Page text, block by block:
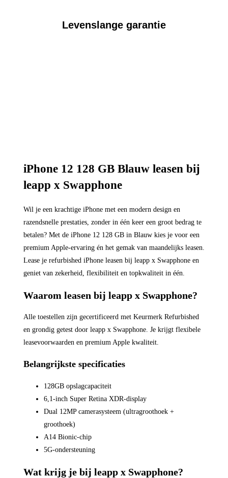
Levenslange garantie
iPhone 12 128 GB Blauw leasen bij
leapp x Swapphone
Wil je een krachtige iPhone met een modern design en
razendsnelle prestaties, zonder in één keer een groot bedrag te
betalen? Met de iPhone 12 128 GB in Blauw kies je voor een
premium Apple-ervaring én het gemak van maandelijks leasen.
Lease je refurbished iPhone leasen bij leapp x Swapphone en
geniet van zekerheid, flexibiliteit en topkwaliteit in één.
Waarom leasen bij leapp x Swapphone?
Alle toestellen zijn gecertificeerd met Keurmerk Refurbished
en grondig getest door leapp x Swapphone. Je krijgt flexibele
leasevoorwaarden en premium Apple kwaliteit.
Belangrijkste specificaties
128GB opslagcapaciteit
6,1-inch Super Retina XDR-display
Dual 12MP camerasysteem (ultragroothoek +
groothoek)
A14 Bionic-chip
5G-ondersteuning
Wat krijg je bij leapp x Swapphone?